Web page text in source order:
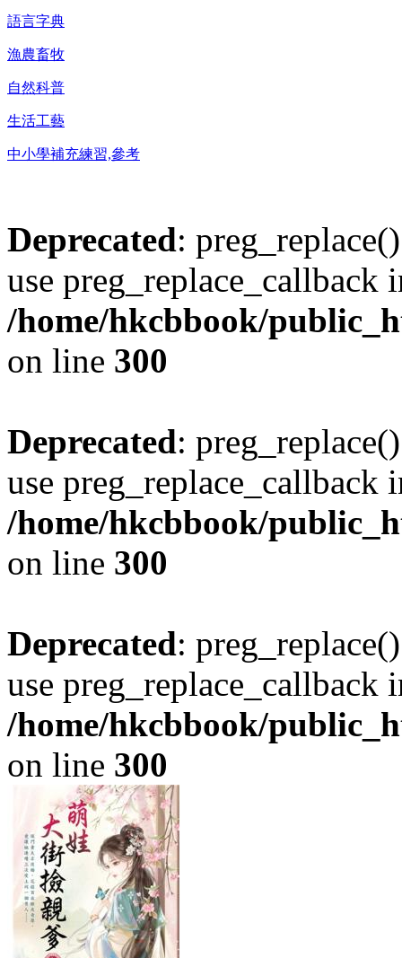
語言字典
漁農畜牧
自然科普
生活工藝
中小學補充練習,參考
Deprecated:
use preg_replace_callback
/home/hkcbbook/
on line 300
Deprecated:
use preg_replace_callback
/home/hkcbbook/
on line 300
Deprecated:
use preg_replace_callback
/home/hkcbbook/
on line 300